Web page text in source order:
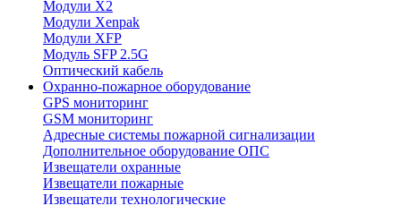
Модули X2
Модули Xenpak
Модули XFP
Модуль SFP 2.5G
Оптический кабель
Охранно-пожарное оборудование
GPS мониторинг
GSM мониторинг
Адресные системы пожарной сигнализации
Дополнительное оборудование ОПС
Извещатели охранные
Извещатели пожарные
Извещатели технологические